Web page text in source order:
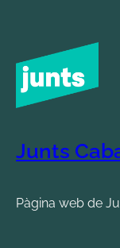
Junts
Pàgina web de